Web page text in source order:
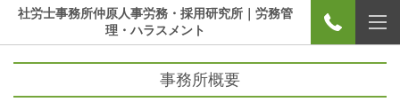
社労士事務所仲原人事労務・採用研究所｜労務管
理・ハラスメント
事務所概要